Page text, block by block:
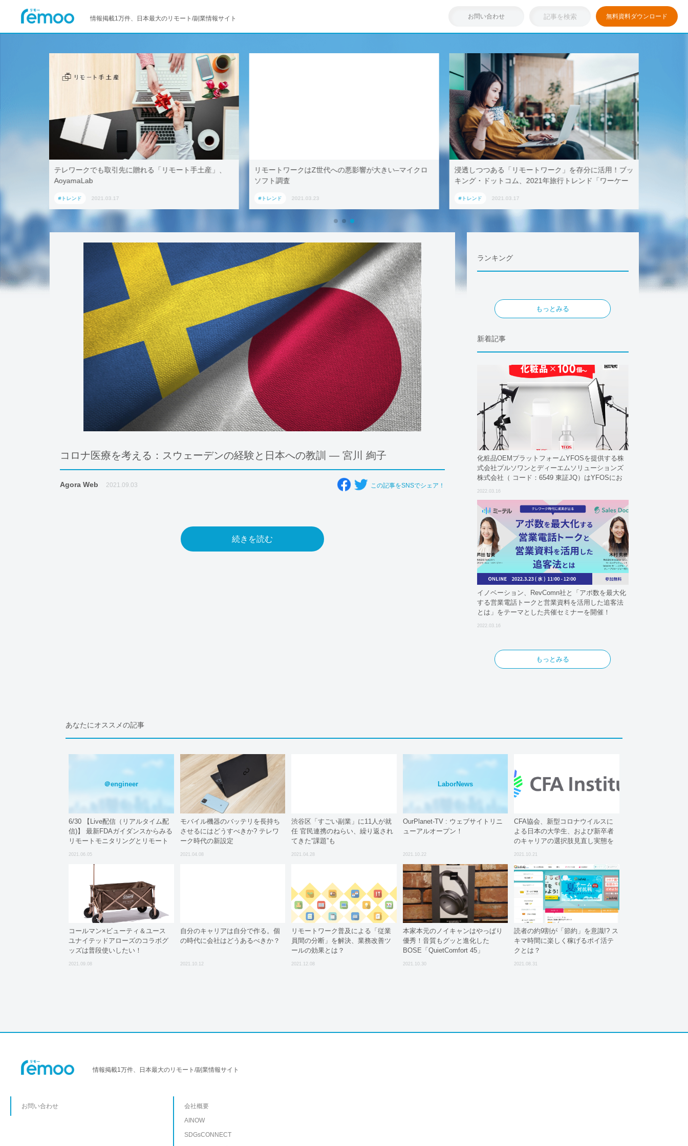
情報掲載1万件、日本最大のリモート/副業情報サイト お問い合わせ 無料資料ダウンロード
テレワークでも取引先に贈れる「リモート手土産」、
AoyamaLab
#トレンド 2021.03.17
リモートワークはZ世代への悪影響が大きい–マイクロ
ソフト調査
#トレンド 2021.03.23
浸透しつつある「リモートワーク」を存分に活用！ブッ
キング・ドットコム、2021年旅行トレンド「ワーケー
#トレンド 2021.03.17
コロナ医療を考える：スウェーデンの経験と日本への教訓 — 宮川 絢子
Agora Web 2021.09.03 この記事をSNSでシェア！
続きを読む
ランキング
もっとみる
新着記事
化粧品OEMプラットフォームYFOSを提供する株
式会社プルソワンとディーエムソリューションズ
株式会社（ コード：6549 東証JQ）はYFOSにお
2022.03.16
イノベーション、RevComn社と「アポ数を最大化
する営業電話トークと営業資料を活用した追客法
とは」をテーマとした共催セミナーを開催！
2022.03.16
もっとみる
あなたにオススメの記事
＠engineer
6/30 【Live配信（リアルタイム配
信)】 最新FDAガイダンスからみる
リモートモニタリングとリモート
2021.06.05
モバイル機器のバッテリを長持ち
させるにはどうすべきか? テレワ
ーク時代の新設定
2021.04.08
渋谷区「すごい副業」に11人が就
任 官民連携のねらい、繰り返され
てきた“課題”も
2021.04.28
LaborNews
OurPlanet-TV : ウェブサイトリニ
ューアルオープン！
2021.10.22
CFA協会、新型コロナウイルスに
よる日本の大学生、および新卒者
のキャリアの選択肢見直し実態を
2021.10.21
コールマン×ビューティ＆ユース
ユナイテッドアローズのコラボグ
ッズは普段使いしたい！
2021.09.08
自分のキャリアは自分で作る。個
の時代に会社はどうあるべきか？
2021.10.12
リモートワーク普及による「従業
員間の分断」を解決、業務改善ツ
ールの効果とは？
2021.12.08
本家本元のノイキャンはやっぱり
優秀！音質もグッと進化した
BOSE「QuietComfort 45」
2021.10.30
読者の約9割が「節約」を意識!? ス
キマ時間に楽しく稼げるポイ活テ
クとは？
2021.08.31
情報掲載1万件、日本最大のリモート/副業情報サイト
お問い合わせ
会社概要
AINOW
SDGsCONNECT